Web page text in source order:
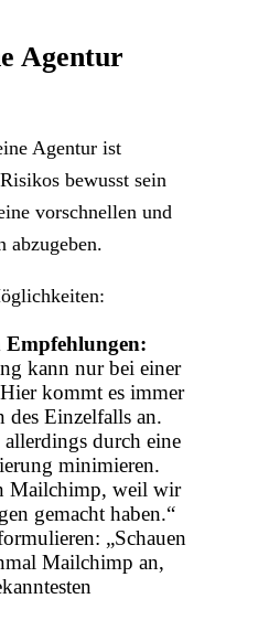
Agentur
Agentur ist
bewusst sein
vorschnellen und
abzugeben.
Empfehlungen:
kann nur bei einer
kommt es immer
des Einzelfalls an.
durch eine
minimieren.
Mailchimp, weil wir
gemacht haben.“
„Schauen
Mailchimp an,